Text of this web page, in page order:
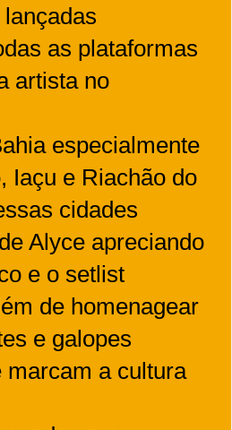
as plataformas
artista no
especialmente
Iaçu e Riachão do
cidades
Alyce apreciando
e o setlist
de homenagear
e galopes
marcam a cultura